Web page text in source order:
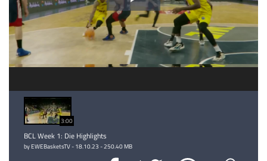
Video
abspielen
3:00
BCL Week 1: Die Highlights
by EWEBasketsTV - 18.10.23 - 250.40 MB